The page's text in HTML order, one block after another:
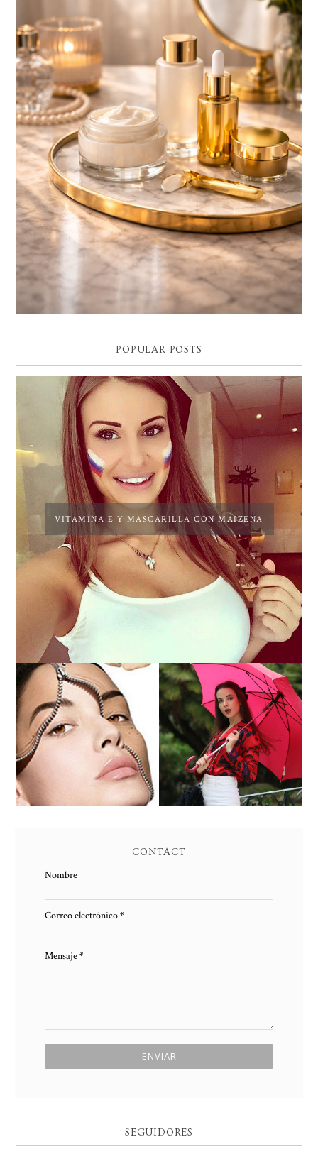
BELLEZA CONSCIENTE: EL LUJO SILENCIOSO QUE
TRANSFORMA TU PIEL Y TU BIENESTAR
Descubre cómo la belleza consciente, el skincare de lujo y la cosmética
premium se convierten en el nuevo ritual de bienestar. El final de...
POPULAR POSTS
VITAMINA E Y MASCARILLA CON MAIZENA
PEELING QUIMICO DE
ACIDO SALICILICO:
PIEL NUEVA
ENTREVISTA A SUSANA
ARCOCHA
CONTACT
Nombre
Correo electrónico*
Mensaje*
SEGUIDORES